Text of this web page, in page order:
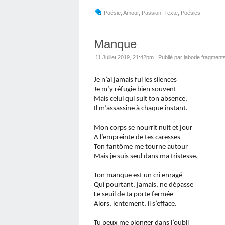
Poésie Amour, Passion Texte Poésies
Manque
11 Juillet 2019, 21:42pm | Publié par
Je n’ai jamais fui les silences
Je m’y réfugie bien souvent
Mais celui qui suit ton absence,
Il m’assassine à chaque instant.
Mon corps se nourrit nuit et jour
A l’empreinte de tes caresses
Ton fantôme me tourne autour
Mais je suis seul dans ma tristesse.
Ton manque est un cri enragé
Qui pourtant, jamais, ne dépasse
Le seuil de ta porte fermée
Alors, lentement, il s’efface.
Tu peux me plonger dans l’oubli